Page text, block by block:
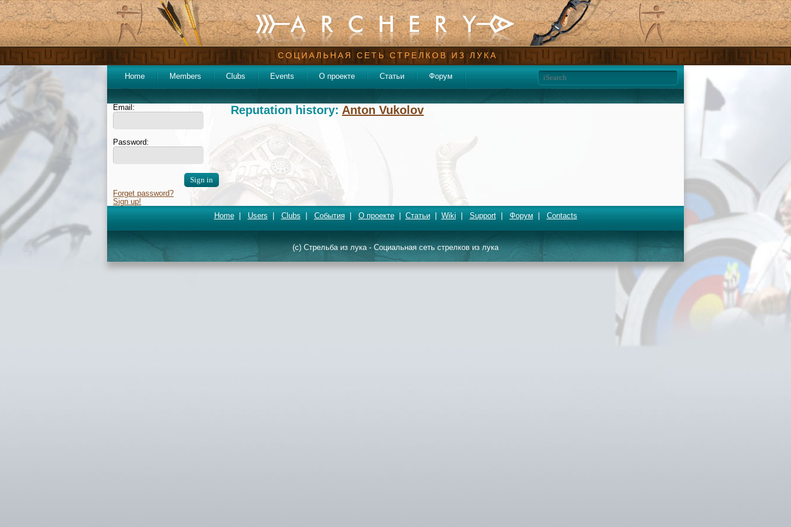
СОЦИАЛЬНАЯ СЕТЬ СТРЕЛКОВ ИЗ ЛУКА
Home Members Clubs Events О проекте Статьи Форум
Email:
Password:
Forget password?
Sign up!
Reputation history: Anton Vukolov
Home| Users Clubs События| О проекте| Статьи| Wiki Support| Форум Contacts
(c) Стрельба из лука - Социальная сеть стрелков из лука